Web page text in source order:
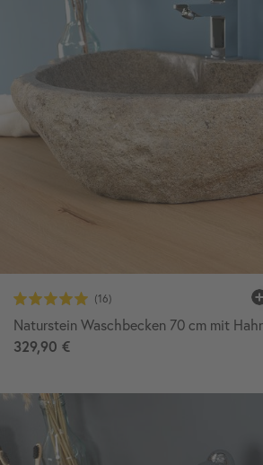
Naturstein Waschbecken 70 cm mit
329,90 €